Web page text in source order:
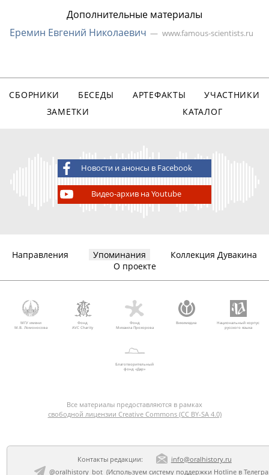
Дополнительные материалы
Еремин Евгений Николаевич
www.famous-scientists.ru
СБОРНИКИ БЕСЕДЫ АРТЕФАКТЫ
УЧАСТНИКИ
ЗАМЕТКИ
КАТАЛОГ
Новости и анонсы в Facebook
Видео-архив на Youtube
Направления Упоминания
Коллекция Дувакина
О проекте
МГУ имени
М.В. Ломоносова
Фонд
AVC Charity
Фонд
Михаила Прохорова
Викимедиа
Национальный корпус
русского языка
Благотворительный
фонд «Дар»
Все материалы предоставляются в рамках
свободной лицензии Creative Commons (CC BY-SA 4.0)
Контакты редакции:
info@oralhistory.ru
@oralhistory_bot(Используем систему поддержки Hotline в